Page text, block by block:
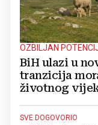
OZBILJAN
BiH ulazi u
tranzicija
životnog
SVE DOGOVORIO